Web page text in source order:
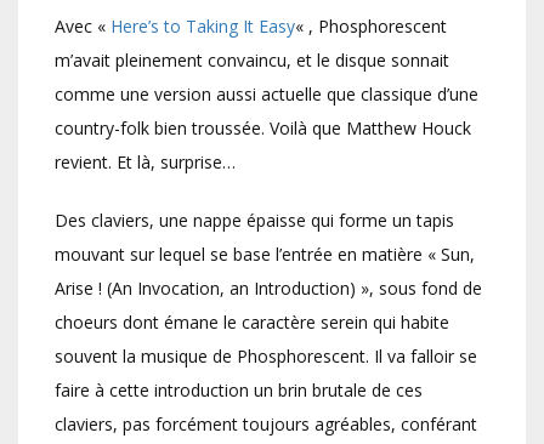
Avec « Here’s to Taking It Easy« , Phosphorescent
m’avait pleinement convaincu, et le disque sonnait
comme une version aussi actuelle que classique d’une
country-folk bien troussée. Voilà que Matthew Houck
revient. Et là, surprise…
Des claviers, une nappe épaisse qui forme un tapis
mouvant sur lequel se base l’entrée en matière « Sun,
Arise ! (An Invocation, an Introduction) », sous fond de
choeurs dont émane le caractère serein qui habite
souvent la musique de Phosphorescent. Il va falloir se
faire à cette introduction un brin brutale de ces
claviers, pas forcément toujours agréables, conférant